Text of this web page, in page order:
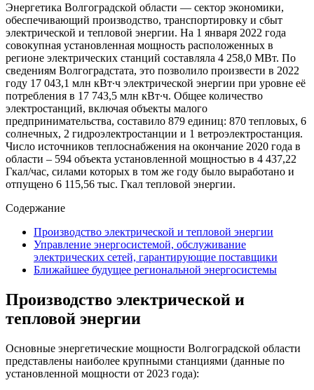
Энергетика Волгоградской области — сектор экономики,
обеспечивающий производство, транспортировку и сбыт
электрической и тепловой энергии. На 1 января 2022 года
совокупная установленная мощность расположенных в
регионе электрических станций составляла 4 258,0 МВт. По
сведениям Волгоградстата, это позволило произвести в 2022
году 17 043,1 млн кВт∙ч электрической энергии при уровне её
потребления в 17 743,5 млн кВт∙ч. Общее количество
электростанций, включая объекты малого
предпринимательства, составило 879 единиц: 870 тепловых, 6
солнечных, 2 гидроэлектростанции и 1 ветроэлектростанция.
Число источников теплоснабжения на окончание 2020 года в
области – 594 объекта установленной мощностью в 4 437,22
Гкал/час, силами которых в том же году было выработано и
отпущено 6 115,56 тыс. Гкал тепловой энергии.
Содержание
Производство электрической и тепловой энергии
Управление энергосистемой, обслуживание
электрических сетей, гарантирующие поставщики
Ближайшее будущее региональной энергосистемы
Производство электрической и
тепловой энергии
Основные энергетические мощности Волгоградской области
представлены наиболее крупными станциями (данные по
установленной мощности от 2023 года):